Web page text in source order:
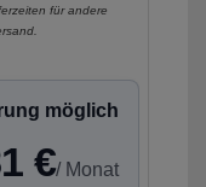
für andere
möglich
€/ Monat